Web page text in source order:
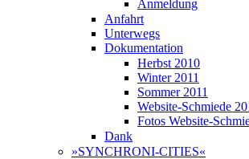
Anmeldung
Anfahrt
Unterwegs
Dokumentation
Herbst 2010
Winter 2011
Sommer 2011
Website-Schmiede
Fotos Website-
Dank
»SYNCHRONI-CITIES«